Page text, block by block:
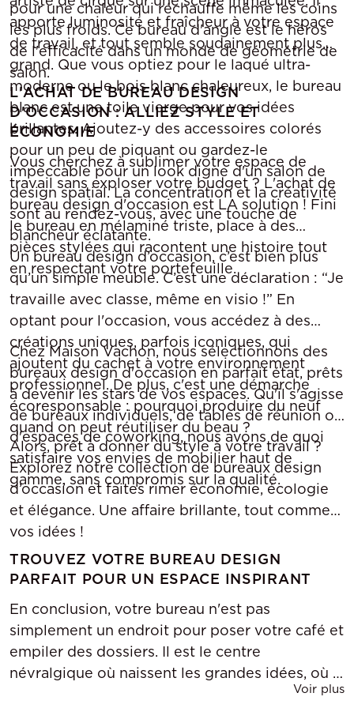
pour une chaleur qui réchauffe même les coins
les plus froids. Ce bureau d'angle est le héros
de l'efficacité dans un monde de géométrie de
salon.
apporte luminosité et fraîcheur à votre espace
de travail, et tout semble soudainement plus
grand. Que vous optiez pour le laqué ultra-
moderne ou le bois blanc chaleureux, le bureau
blanc est une toile vierge pour vos idées
brillantes. Ajoutez-y des accessoires colorés
pour un peu de piquant ou gardez-le
impeccable pour un look digne d'un salon de
design spatial. La concentration et la créativité
sont au rendez-vous, avec une touche de
blancheur éclatante.
L'ACHAT DE BUREAU DESIGN
D'OCCASION : ALLIEZ STYLE ET
ÉCONOMIE
Vous cherchez à sublimer votre espace de
travail sans exploser votre budget ? L'achat de
bureau design d'occasion est LA solution ! Fini
le bureau en mélaminé triste, place à des
pièces stylées qui racontent une histoire tout
en respectant votre portefeuille.
Un bureau design d’occasion, c’est bien plus
qu’un simple meuble. C’est une déclaration : “Je
travaille avec classe, même en visio !” En
optant pour l'occasion, vous accédez à des
créations uniques, parfois iconiques, qui
ajoutent du cachet à votre environnement
professionnel. De plus, c'est une démarche
écoresponsable : pourquoi produire du neuf
quand on peut réutiliser du beau ?
Chez Maison Vachon, nous sélectionnons des
bureaux design d'occasion en parfait état, prêts
à devenir les stars de vos espaces. Qu'il s'agisse
de bureaux individuels, de tables de réunion ou
d'espaces de coworking, nous avons de quoi
satisfaire vos envies de mobilier haut de
gamme, sans compromis sur la qualité.
Alors, prêt à donner du style à votre travail ?
Explorez notre collection de bureaux design
d’occasion et faites rimer économie, écologie
et élégance. Une affaire brillante, tout comme
vos idées !
TROUVEZ VOTRE BUREAU DESIGN
PARFAIT POUR UN ESPACE INSPIRANT
En conclusion, votre bureau n'est pas
simplement un endroit pour poser votre café et
empiler des dossiers. Il est le centre
névralgique où naissent les grandes idées, où la
productivité rencontre le style avec une touche
Voir plus